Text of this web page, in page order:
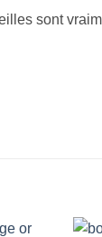
sont